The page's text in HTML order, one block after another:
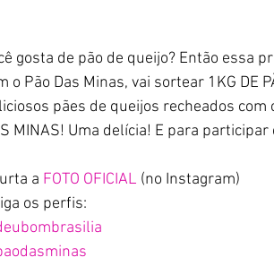
gosta de pão de queijo? Então essa
o Pão Das Minas, vai sortear 1KG DE
pães de queijos recheados
MINAS! Uma delícia! E para
a FOTO OFICIAL (no Instagram)
os perfis: